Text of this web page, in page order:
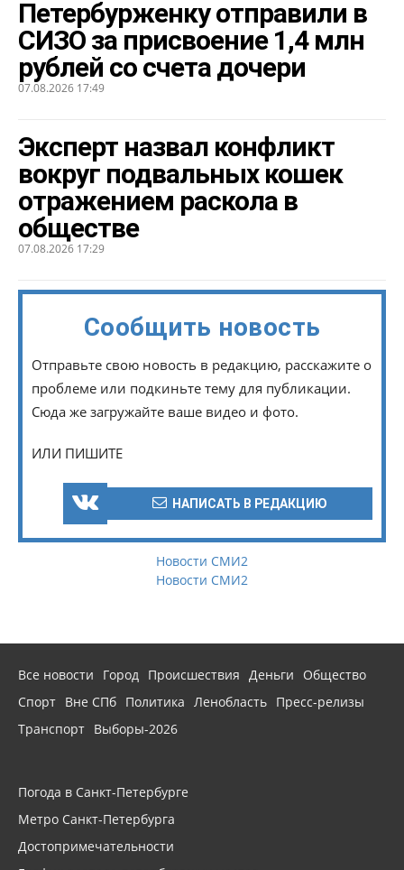
Петербурженку отправили в
СИЗО за присвоение 1,4 млн
рублей со счета дочери
07.08.2026 17:49
Эксперт назвал конфликт
вокруг подвальных кошек
отражением раскола в
обществе
07.08.2026 17:29
Сообщить новость
Отправьте свою новость в редакцию, расскажите о
проблеме или подкиньте тему для публикации.
Сюда же загружайте ваше видео и фото.
ИЛИ ПИШИТЕ
НАПИСАТЬ В РЕДАКЦИЮ
Новости СМИ2
Новости СМИ2
Все новости Город Происшествия Деньги
Общество
Спорт Вне СПб Политика Ленобласть Пресс-релизы
Транспорт Выборы-2026
Погода в Санкт-Петербурге
Метро Санкт-Петербурга
Достопримечательности